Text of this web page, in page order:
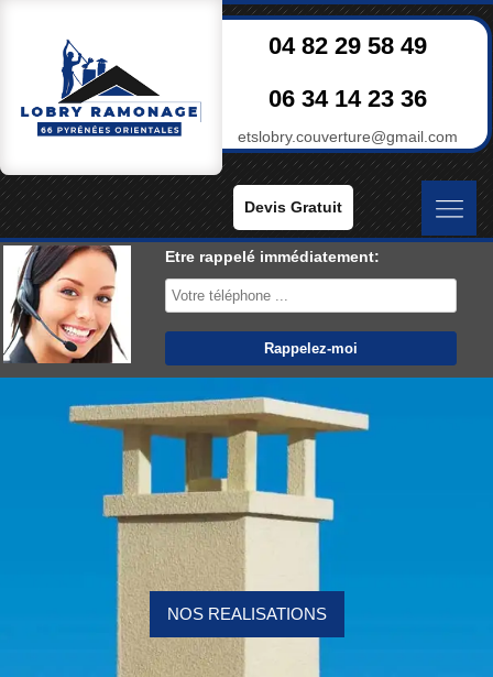
04 82 29 58 49
06 34 14 23 36
etslobry.couverture@gmail.com
Devis Gratuit
Etre rappelé immédiatement:
NOS REALISATIONS